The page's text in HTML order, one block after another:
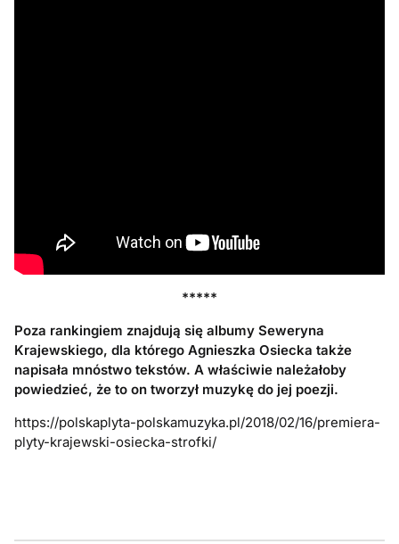
*****
Poza rankingiem znajdują się albumy Seweryna
Krajewskiego, dla którego Agnieszka Osiecka także
napisała mnóstwo tekstów. A właściwie należałoby
powiedzieć, że to on tworzył muzykę do jej poezji.
https://polskaplyta-polskamuzyka.pl/2018/02/16/premiera-
plyty-krajewski-osiecka-strofki/